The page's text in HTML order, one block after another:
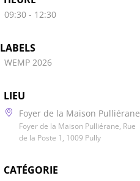
09:30 - 12:30
LABELS
WEMP 2026
LIEU
Foyer de la Maison Pulliérane
Foyer de la Maison Pulliérane, Rue
de la Poste 1, 1009 Pully
CATÉGORIE